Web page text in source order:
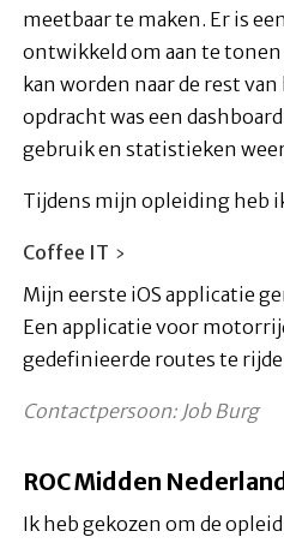
meetbaar te maken. Er is
ontwikkeld om aan te
kan worden naar de rest
opdracht was een
gebruik en statistieken
Tijdens mijn opleiding heb
Coffee IT
Mijn eerste iOS applicatie
Een applicatie voor
gedefinieerde routes te
Contactpersoon: Job Burg
ROC Midden Nederland
Ik heb gekozen om de